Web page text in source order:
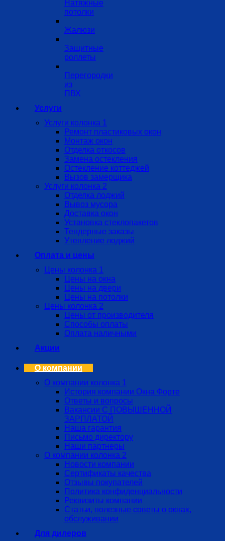
Натяжные
потолки
Жалюзи
Защитные
роллеты
Перегородки
из
ПВХ
Услуги
Услуги колонка 1
Ремонт пластиковых окон
Монтаж окон
Отделка откосов
Замена остекления
Остекление коттеджей
Вызов замерщика
Услуги колонка 2
Отделка лоджий
Вывоз мусора
Доставка окон
Установка стеклопакетов
Тендерные заказы
Утепление лоджий
Оплата и цены
Цены колонка 1
Цены на окна
Цены на двери
Цены на потолки
Цены колонка 2
Цены от производителя
Способы оплаты
Оплата наличными
Акции
О компании
О компании колонка 1
История компании Окна Форте
Ответы и вопросы
Вакансии С ПОВЫШЕННОЙ
ЗАРПЛАТОЙ
Наша гарантия
Письмо директору
Наши партнеры
О компании колонка 2
Новости компании
Сертификаты качества
Отзывы покупателей
Политика конфиденциальности
Реквизиты компании
Статьи, полезные советы о окнах,
обслуживании
Для дилеров